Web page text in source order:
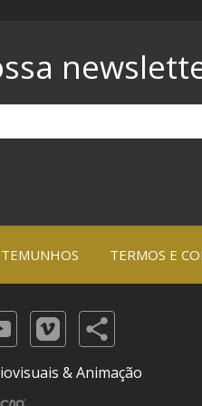
TERMOS E
& Animação